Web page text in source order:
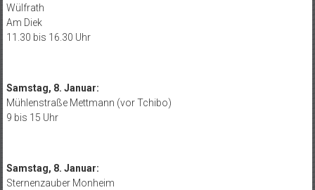
Wülfrath
Am Diek
11.30 bis 16.30 Uhr
Samstag, 8. Januar:
Mühlenstraße Mettmann (vor Tchibo)
9 bis 15 Uhr
Samstag, 8. Januar:
Sternenzauber Monheim